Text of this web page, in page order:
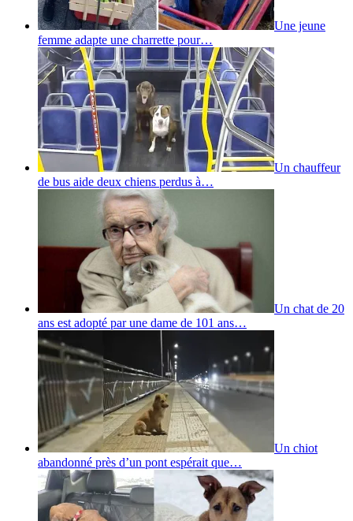
Une jeune
femme adapte une charrette pour…
Un chauffeur
de bus aide deux chiens perdus à…
Un chat de 20
ans est adopté par une dame de 101 ans…
Un chiot
abandonné près d’un pont espérait que…